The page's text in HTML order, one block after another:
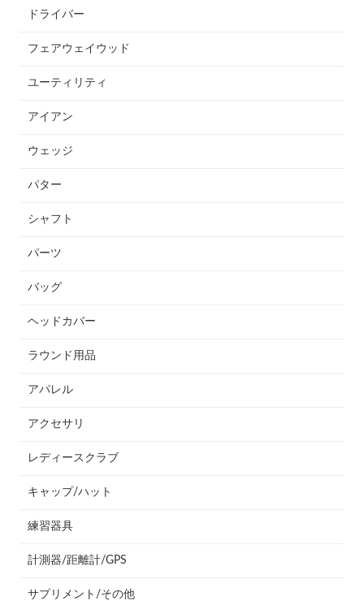
ドライバー
フェアウェイウッド
ユーティリティ
アイアン
ウェッジ
パター
シャフト
パーツ
バッグ
ヘッドカバー
ラウンド用品
アパレル
アクセサリ
レディースクラブ
キャップ/ハット
練習器具
計測器/距離計/GPS
サプリメント/その他